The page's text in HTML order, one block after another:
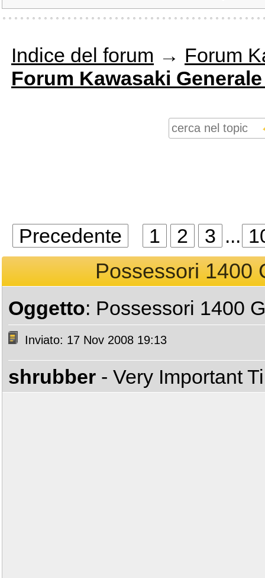
Indice del forum → Forum
Forum Kawasaki
Precedente 1 2 3 ...
Possessori 1400
Oggetto: Possessori 1400
Inviato: 17 Nov 2008 19:13
shrubber - Very Important